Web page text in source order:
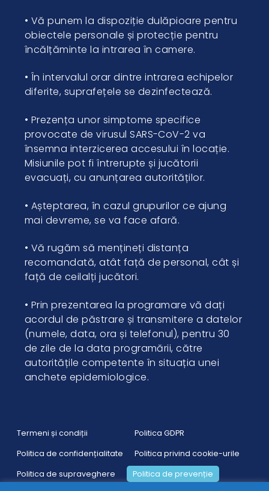
• Vă punem la dispoziție dulăpioare pentru
obiectele personale și protecție pentru
încălțăminte la intrarea în camere.
• În intervalul orar dintre intrarea echipelor
diferite, suprafețele se dezinfectează.
• Prezența unor simptome specifice
provocate de virusul SARS-CoV-2 va
însemna interzicerea accesului în locație.
Misiunile pot fi întrerupte și jucătorii
evacuați, cu anunțarea autorităților.
• Așteptarea, în cazul grupurilor ce ajung
mai devreme, se va face afară.
• Vă rugăm să mențineți distanța
recomandată, atât față de personal, cât și
față de ceilalți jucători.
• Prin prezentarea la programare vă dați
acordul de păstrare și transmitere a datelor
(numele, data, ora și telefonul), pentru 30
de zile de la data programării, către
autoritățile competente în situația unei
anchete epidemiologice.
Termeni și condiții
Politica GDPR
Politica de confidențialitate
Politica privind cookie-urile
Politica de supraveghere
Politica de prevenție